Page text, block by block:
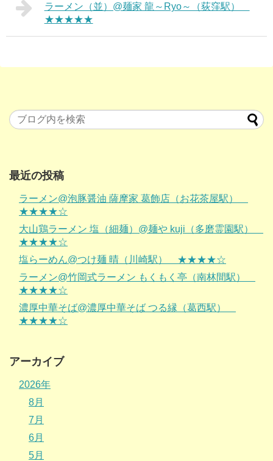
ラーメン（並）@麺家 龍～Ryo～（荻窪駅）
★★★★★
最近の投稿
ラーメン@泡豚醤油 薩摩家 葛飾店（お花茶屋駅）
★★★★☆
大山鶏ラーメン 塩（細麺）@麺や kuji（多磨霊園駅）
★★★★☆
塩らーめん@つけ麺 晴（川崎駅） ★★★★☆
ラーメン@竹岡式ラーメン もくもく亭（南林間駅）
★★★★☆
濃厚中華そば@濃厚中華そば つる縁（葛西駅）
★★★★☆
アーカイブ
2026年
8月
7月
6月
5月